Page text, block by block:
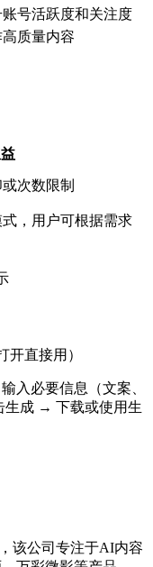
号活跃度和关注度
质量内容
次数限制
，用户可根据需求
开直接用）
入必要信息（文案、
成 → 下载或使用生
该公司专注于AI内容